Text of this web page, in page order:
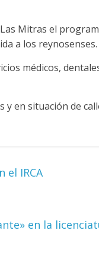
Mitras el
a los reynosenses.
médicos,
en situación de
el IRCA
en la